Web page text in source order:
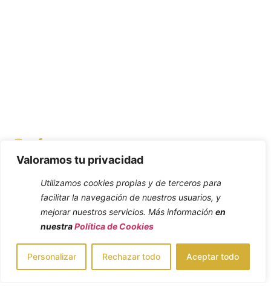
Valoramos tu privacidad
Utilizamos cookies propias y de terceros para
facilitar la navegación de nuestros usuarios, y
mejorar nuestros servicios. Más información en
nuestraPolítica de Cookies
Personalizar Rechazar todo Aceptar todo